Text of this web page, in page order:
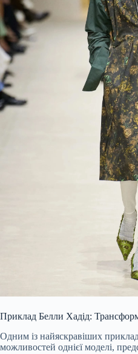
Приклад Белли Хадід:
Одним із найяскравіших
можливостей однієї моделі,